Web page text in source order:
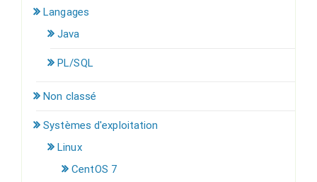
Langages
Java
PL/SQL
Non classé
Systèmes d'exploitation
Linux
CentOS 7